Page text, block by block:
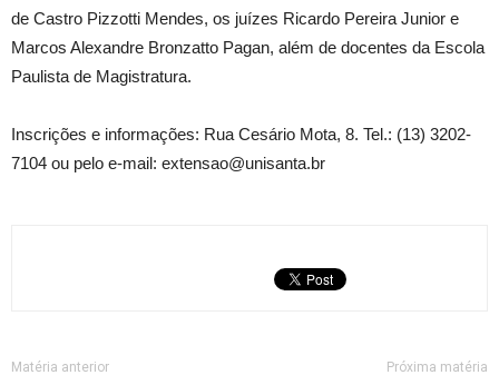
de Castro Pizzotti Mendes, os juízes Ricardo Pereira Junior e
Marcos Alexandre Bronzatto Pagan, além de docentes da Escola
Paulista de Magistratura.
Inscrições e informações: Rua Cesário Mota, 8. Tel.: (13) 3202-
7104 ou pelo e-mail: extensao@unisanta.br
Matéria anterior Próxima matéria